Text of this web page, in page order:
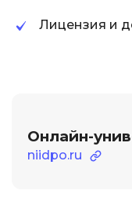
Лицензия и
Онлайн-
niidpo.ru